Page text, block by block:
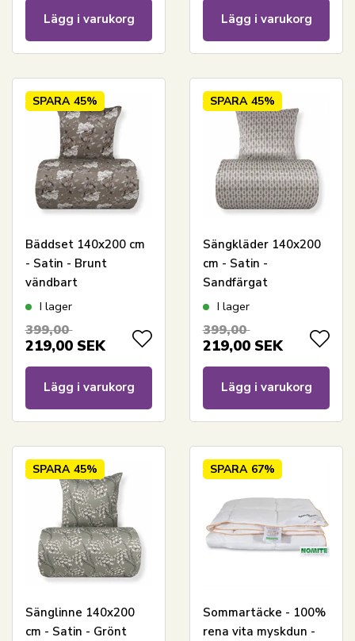
Lägg i varukorg Lägg i varukorg
SPARA 45%
Bäddset 140x200 cm
- Satin - Brunt
vändbart
blommönster
I lager
399,00
219,00 SEK
Lägg i varukorg
SPARA 45%
Sängkläder 140x200
cm - Satin -
Sandfärgat
mönsterdesign
I lager
399,00
219,00 SEK
Lägg i varukorg
SPARA 45%
Sänglinne 140x200
cm - Satin - Grönt
SPARA 67%
Sommartäcke - 100%
rena vita myskdun -